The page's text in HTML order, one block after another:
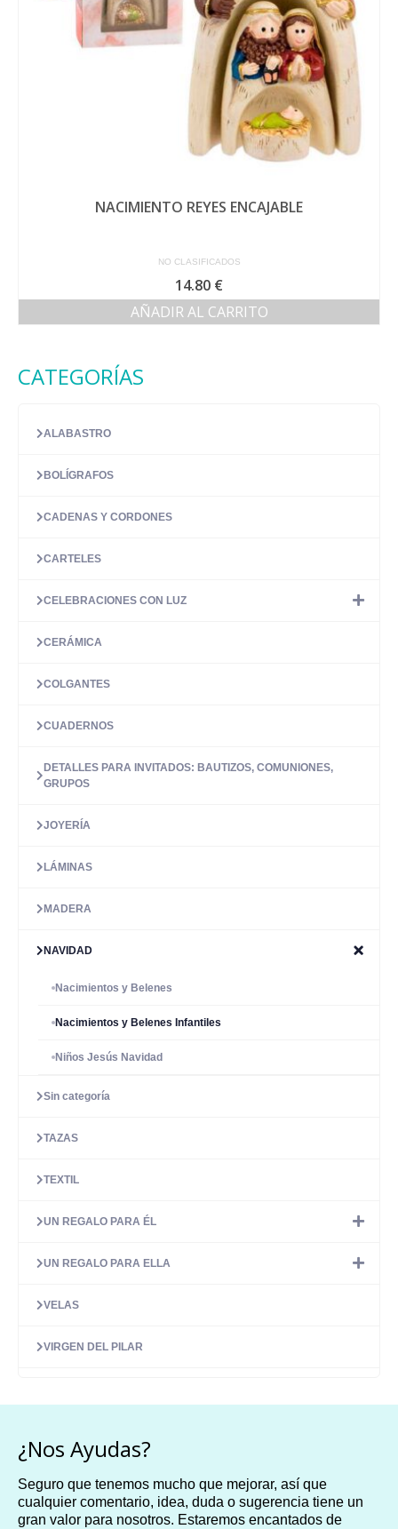
NACIMIENTO REYES ENCAJABLE
NO CLASIFICADOS
14.80 €
AÑADIR AL CARRITO
CATEGORÍAS
ALABASTRO
BOLÍGRAFOS
CADENAS Y CORDONES
CARTELES
CELEBRACIONES CON LUZ
CERÁMICA
COLGANTES
CUADERNOS
DETALLES PARA INVITADOS: BAUTIZOS, COMUNIONES,
GRUPOS
JOYERÍA
LÁMINAS
MADERA
NAVIDAD
Nacimientos y Belenes
Nacimientos y Belenes Infantiles
Niños Jesús Navidad
Sin categoría
TAZAS
TEXTIL
UN REGALO PARA ÉL
UN REGALO PARA ELLA
VELAS
VIRGEN DEL PILAR
¿Nos Ayudas?
Seguro que tenemos mucho que mejorar, así que
cualquier comentario, idea, duda o sugerencia tiene un
gran valor para nosotros. Estaremos encantados de